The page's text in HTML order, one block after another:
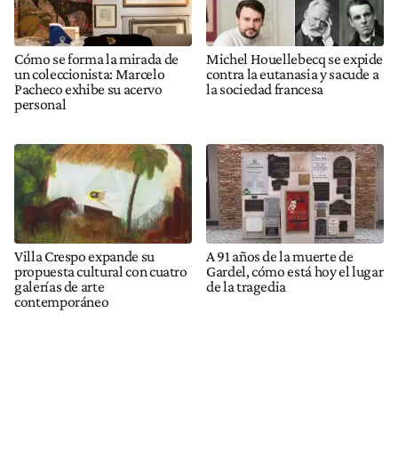
Cómo se forma la mirada de
un coleccionista: Marcelo
Pacheco exhibe su acervo
personal
Michel Houellebecq se expide
contra la eutanasia y sacude a
la sociedad francesa
Villa Crespo expande su
propuesta cultural con cuatro
galerías de arte
contemporáneo
A 91 años de la muerte de
Gardel, cómo está hoy el lugar
de la tragedia